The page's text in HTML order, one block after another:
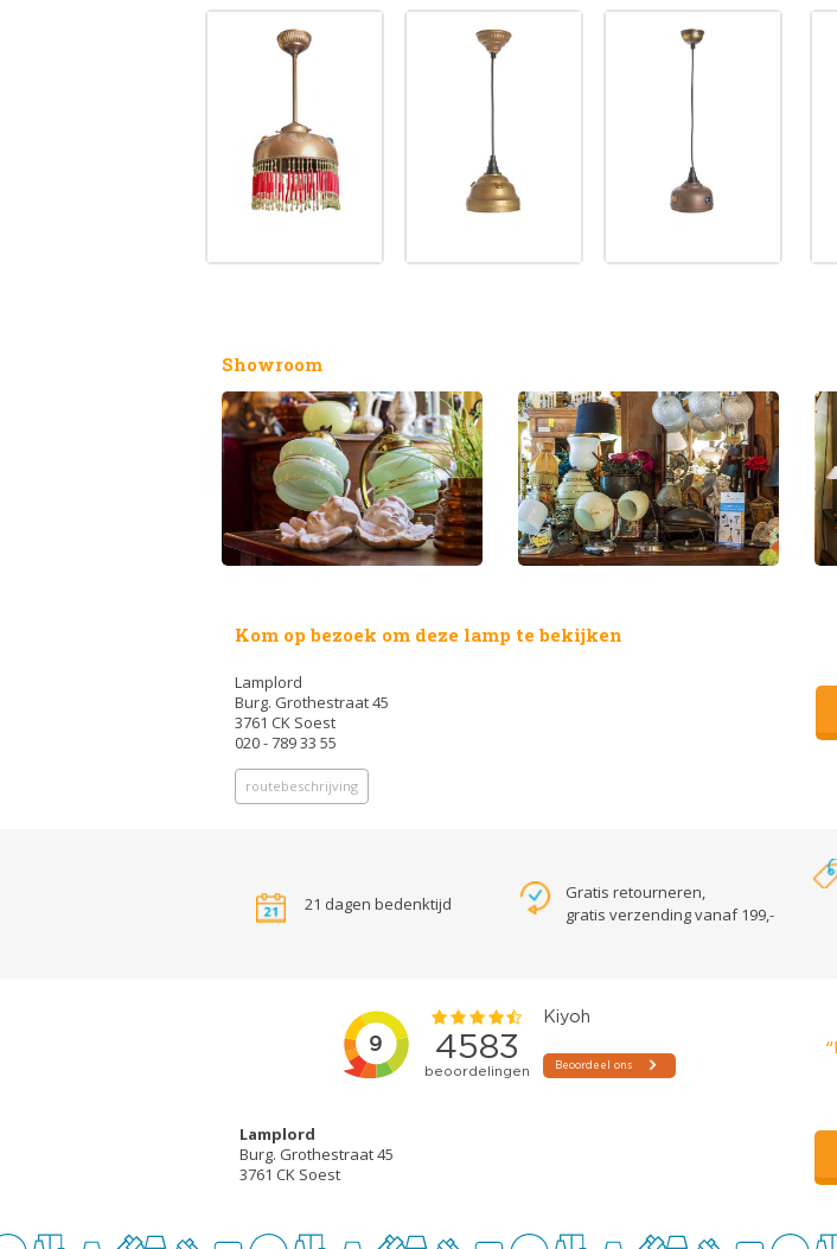
Showroom
Kom op bezoek om deze lamp te bekijken
Lamplord
Burg. Grothestraat 45
3761 CK Soest
020 - 789 33 55
routebeschrijving
21 dagen bedenktijd
Gratis retourneren,
gratis verzending vanaf 199,-
Lamplord
Burg. Grothestraat 45
3761 CK Soest